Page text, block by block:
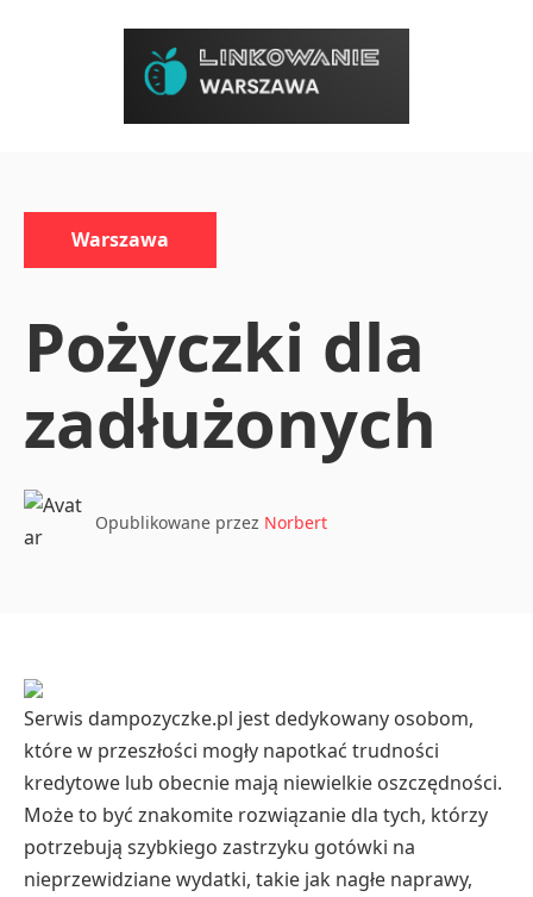
Kategorie:Warszawa
Pożyczki dla
zadłużonych
Opublikowane przez Norbert
Serwis dampozyczke.pl jest dedykowany osobom,
które w przeszłości mogły napotkać trudności
kredytowe lub obecnie mają niewielkie oszczędności.
Może to być znakomite rozwiązanie dla tych, którzy
potrzebują szybkiego zastrzyku gotówki na
nieprzewidziane wydatki, takie jak nagłe naprawy,